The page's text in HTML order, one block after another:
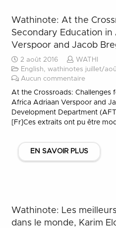
Wathinote: At the
Secondary Education in
Verspoor and Jacob
2 août 2016
WATHI
English, wathinotes juillet/
Aucun commentaire
At the Crossroads: Challenges
Africa Adriaan Verspoor and
Development Department
[Fr]Ces extraits ont pu être
EN SAVOIR PLUS
Wathinote: Les
dans le monde, Karim